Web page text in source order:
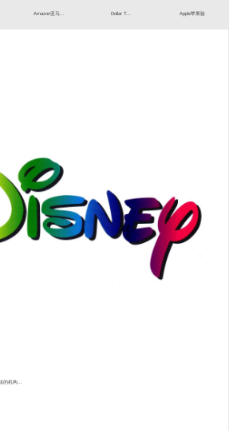
Amazon亚马... Dollar T... Apple苹果验
的机构...